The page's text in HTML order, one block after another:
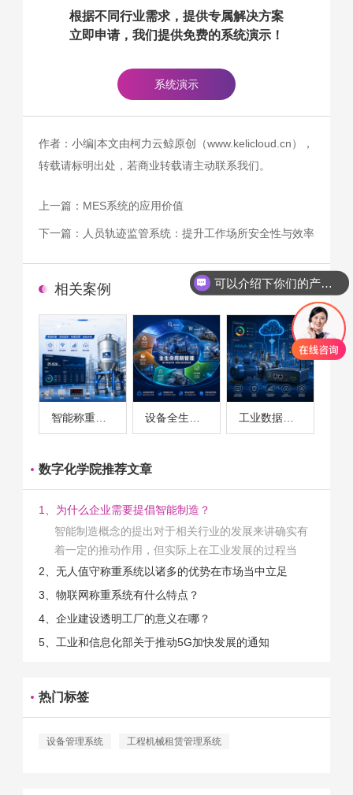
根据不同行业需求，提供专属解决方案
立即申请，我们提供免费的系统演示！
系统演示
作者：小编|本文由柯力云鲸原创（www.kelicloud.cn），
转载请标明出处，若商业转载请主动联系我们。
上一篇： MES系统的应用价值
下一篇： 人员轨迹监管系统：提升工作场所安全性与效率
相关案例
智能称重系统案例 工业数据采集与设备监控案例
数字化学院推荐文章
1、为什么企业需要提倡智能制造？
智能制造概念的提出对于相关行业的发展来讲确实有
着一定的推动作用，但实际上在工业发展的过程当
中，能够推动相关产业发展的具体结束是非常的多
的。那么为什么企业一定需要...
2、无人值守称重系统以诸多的优势在市场当中立足
3、物联网称重系统有什么特点？
4、企业建设透明工厂的意义在哪？
5、工业和信息化部关于推动5G加快发展的通知
热门标签
设备管理系统 工程机械租赁管理系统
可以介绍下你们的产品么